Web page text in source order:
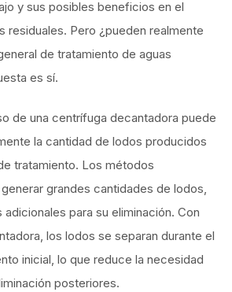
y sus posibles beneficios en el
residuales. Pero ¿pueden realmente
de tratamiento de aguas
es sí.
de una centrífuga decantadora puede
la cantidad de lodos producidos
tratamiento. Los métodos
grandes cantidades de lodos,
para su eliminación. Con
los lodos se separan durante el
inicial, lo que reduce la necesidad
posteriores.